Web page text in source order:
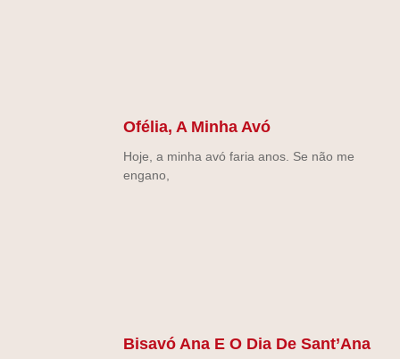
Ofélia, A Minha Avó
Hoje, a minha avó faria anos. Se não me
engano,
Bisavó Ana E O Dia De Sant’Ana